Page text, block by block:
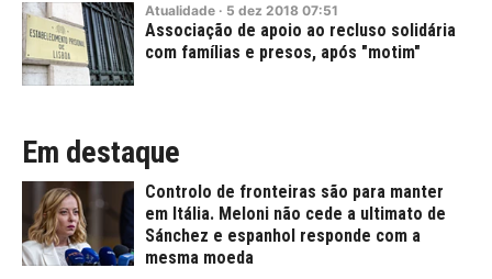
Atualidade · 5 dez 2018 07:51
Associação de apoio ao recluso solidária
com famílias e presos, após "motim"
Em destaque
Controlo de fronteiras são para manter
em Itália. Meloni não cede a ultimato de
Sánchez e espanhol responde com a
mesma moeda